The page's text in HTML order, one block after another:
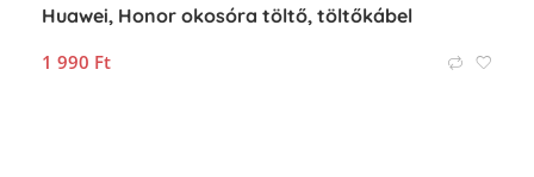
Huawei, Honor okosóra töltő, töltőkábel
1 990 Ft